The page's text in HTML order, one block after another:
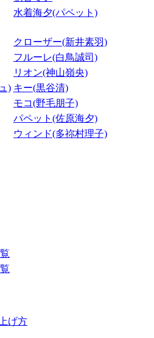
水着海夕(パペット)
クローザー(新井素羽)
フルーレ(白鳥誠司)
リオン(神山嶺央)
) キー(黒谷清)
モコ(野毛朋子)
パペット(佐原海夕)
ウィンド(多祢村理子)
げ方